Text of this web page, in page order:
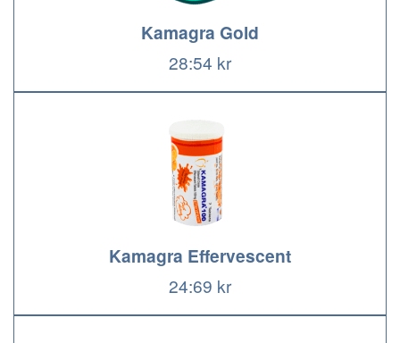
Kamagra Gold
28:54 kr
Kamagra Effervescent
24:69 kr